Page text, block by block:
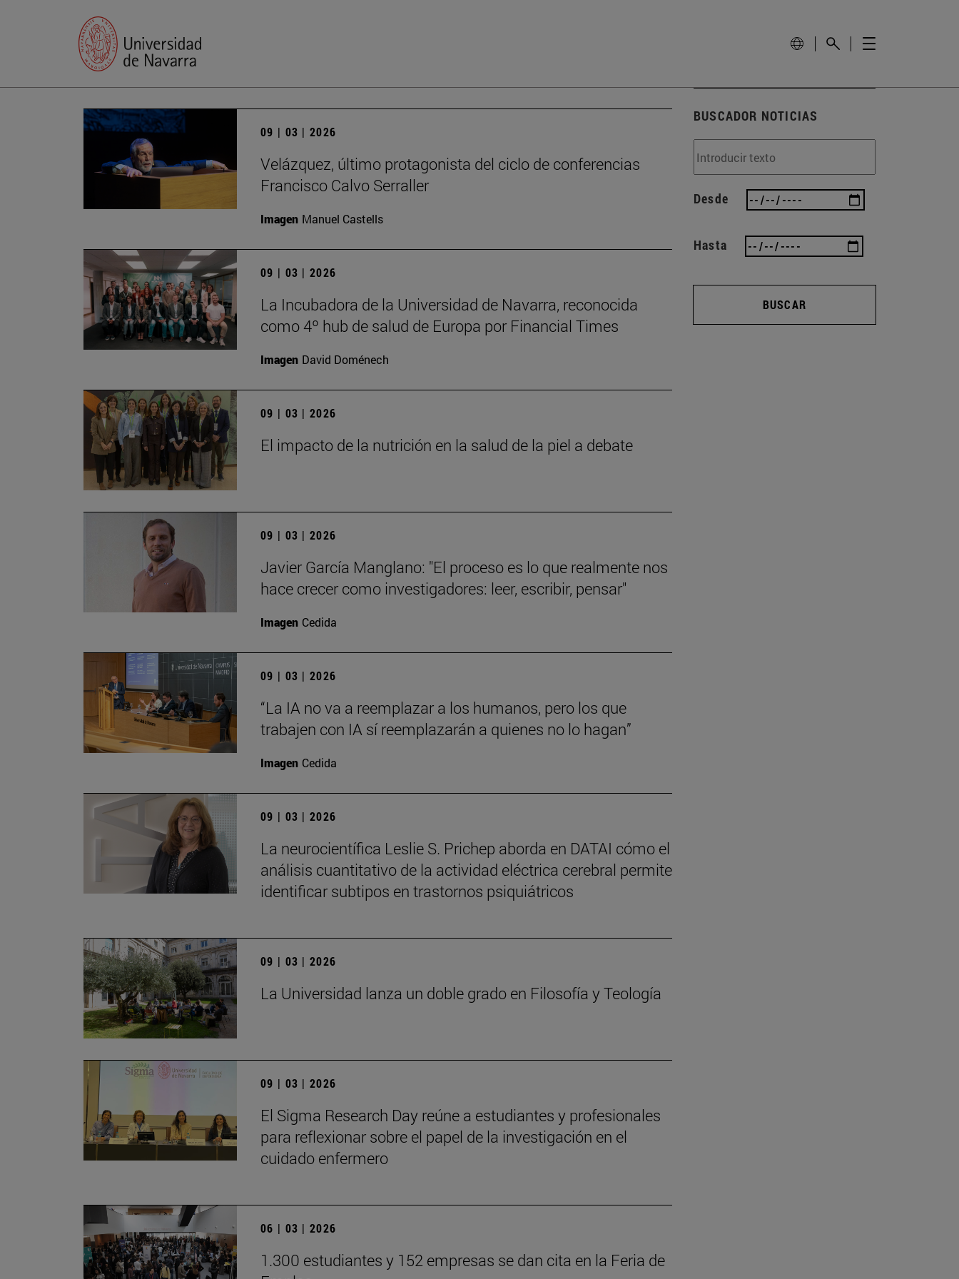
09 | 03 | 2026
Velázquez, último protagonista del ciclo de conferencias
Francisco Calvo Serraller
Imagen Manuel Castells
09 | 03 | 2026
La Incubadora de la Universidad de Navarra, reconocida
como 4º hub de salud de Europa por Financial Times
Imagen David Doménech
09 | 03 | 2026
El impacto de la nutrición en la salud de la piel a debate
09 | 03 | 2026
Javier García Manglano: "El proceso es lo que realmente nos
hace crecer como investigadores: leer, escribir, pensar"
Imagen Cedida
09 | 03 | 2026
“La IA no va a reemplazar a los humanos, pero los que
trabajen con IA sí reemplazarán a quienes no lo hagan”
Imagen Cedida
09 | 03 | 2026
La neurocientífica Leslie S. Prichep aborda en DATAI cómo el
análisis cuantitativo de la actividad eléctrica cerebral permite
identificar subtipos en trastornos psiquiátricos
09 | 03 | 2026
La Universidad lanza un doble grado en Filosofía y Teología
09 | 03 | 2026
El Sigma Research Day reúne a estudiantes y profesionales
para reflexionar sobre el papel de la investigación en el
cuidado enfermero
06 | 03 | 2026
1.300 estudiantes y 152 empresas se dan cita en la Feria de
BUSCADOR NOTICIAS
Desde
Hasta
BUSCAR